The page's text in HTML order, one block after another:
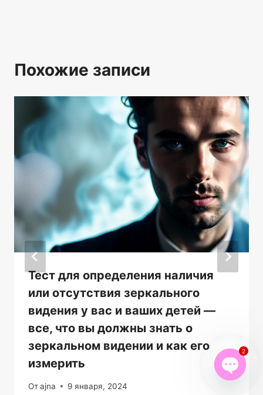
Похожие записи
Тест для определения наличия
или отсутствия зеркального
видения у вас и ваших детей —
все, что вы должны знать о
зеркальном видении и как его
измерить
Отajna 9 января, 2024
2